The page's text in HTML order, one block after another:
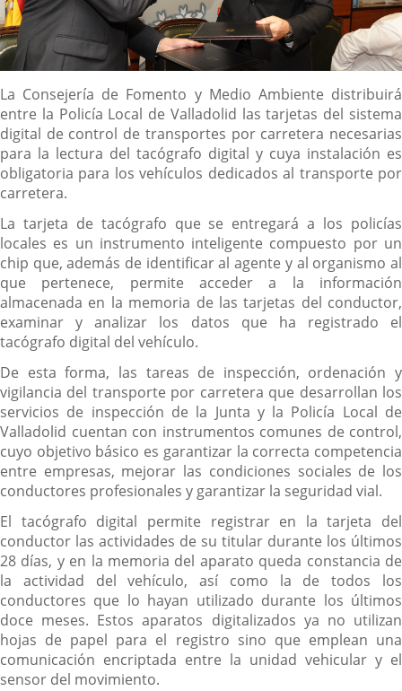
Descripción
La Consejería de Fomento y Medio Ambiente distribuirá
entre la Policía Local de Valladolid las tarjetas del sistema
digital de control de transportes por carretera necesarias
para la lectura del tacógrafo digital y cuya instalación es
obligatoria para los vehículos dedicados al transporte por
carretera.
La tarjeta de tacógrafo que se entregará a los policías
locales es un instrumento inteligente compuesto por un
chip que, además de identificar al agente y al organismo al
que pertenece, permite acceder a la información
almacenada en la memoria de las tarjetas del conductor,
examinar y analizar los datos que ha registrado el
tacógrafo digital del vehículo.
De esta forma, las tareas de inspección, ordenación y
vigilancia del transporte por carretera que desarrollan los
servicios de inspección de la Junta y la Policía Local de
Valladolid cuentan con instrumentos comunes de control,
cuyo objetivo básico es garantizar la correcta competencia
entre empresas, mejorar las condiciones sociales de los
conductores profesionales y garantizar la seguridad vial.
El tacógrafo digital permite registrar en la tarjeta del
conductor las actividades de su titular durante los últimos
28 días, y en la memoria del aparato queda constancia de
la actividad del vehículo, así como la de todos los
conductores que lo hayan utilizado durante los últimos
doce meses. Estos aparatos digitalizados ya no utilizan
hojas de papel para el registro sino que emplean una
comunicación encriptada entre la unidad vehicular y el
sensor del movimiento.